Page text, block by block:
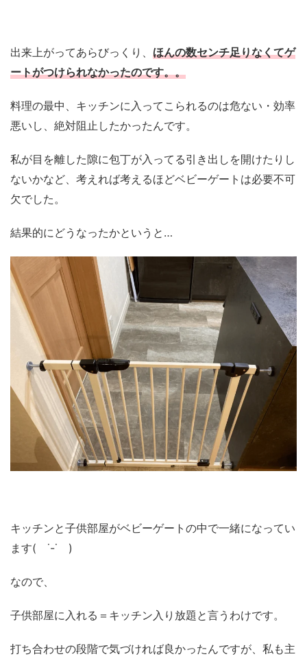
出来上がってあらびっくり、 ほんの数センチ足りなくてゲ
ートがつけられなかったのです。。
料理の最中、キッチンに入ってこられるのは危ない・効率
悪いし、絶対阻止したかったんです。
私が目を離した隙に包丁が入ってる引き出しを開けたりし
ないかなど、考えれば考えるほどベビーゲートは必要不可
欠でした。
結果的にどうなったかというと…
キッチンと子供部屋がベビーゲートの中で一緒になってい
ます( ˙-˙ )
なので、
子供部屋に入れる＝キッチン入り放題と言うわけです。
打ち合わせの段階で気づければ良かったんですが、私も主